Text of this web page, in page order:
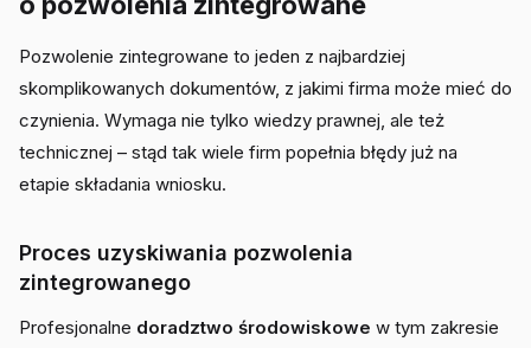
Pozwolenie zintegrowane to jeden z najbardziej
skomplikowanych dokumentów, z jakimi firma może mieć do
czynienia. Wymaga nie tylko wiedzy prawnej, ale też
technicznej – stąd tak wiele firm popełnia błędy już na
etapie składania wniosku.
Proces uzyskiwania pozwolenia
zintegrowanego
Profesjonalne doradztwo środowiskowe w tym zakresie